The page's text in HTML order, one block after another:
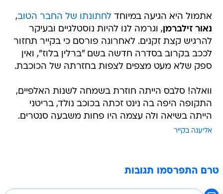
אתמול היא הגיעה במיוחדלחתונתו של החבר הטוב,
נאור זילברמן , וגרמה לנו להיות נוסטלגיים ובעיקר
להרגיש קצת זקנים. לאחרונה פורסם כי בקייר תחזור
לככב בקרוב בסדרה חדשה בשם "ברלין בלוז", ואין
ספק שלא מעט מצפים לצפות בחזרתה של הכוכבת.
וואלה! סלבס הייתה חוזרת בשמחה לשנות האלפיים,
התקופה היפה בה נינט זכתה בכוכב נולד, בריטני
הייתה בשיאה ולה עצמה היו פחות משבעה סנטרים.
אליענה בקייר
טרם התפרסמו תגובות